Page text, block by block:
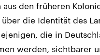
den früheren
die Identität des
die in
werden, sichtbarer